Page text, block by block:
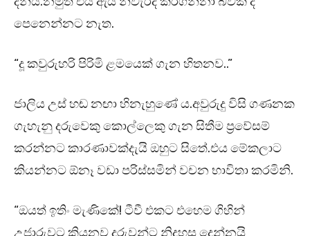
පෙනෙන්නට නැත.
“දූ කවුරුහරි පිරිමි ළමයෙක් ගැන හිතනව..”
ජාලිය උස් හඬ නඟා හිනැහුණේ ය.අවුරුදු විසි ගණනක
ගැහැනු දරුවෙකු කොල්ලෙකු ගැන සිතීම ප්‍රවේසම්
කරන්නට කාරණාවක්දැයි ඔහුට සිතේ.එය මේකලාට
කියන්නට ඕනෑ වඩා පරිස්සමින් වචන භාවිතා කරමිනි.
“ඔයත් ඉතිං මැණිකේ! ටීවී එකට එහෙම ගිහින්
උජාරුවට කියනව දරුවන්ට නිදහස දෙන්නයි